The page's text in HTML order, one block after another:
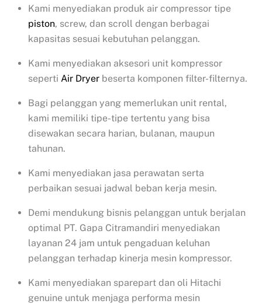
Kami menyediakan produk air compressor tipe
piston, screw, dan scroll dengan berbagai
kapasitas sesuai kebutuhan pelanggan.
Kami menyediakan aksesori unit kompressor
seperti Air Dryer beserta komponen filter-filternya.
Bagi pelanggan yang memerlukan unit rental,
kami memiliki tipe-tipe tertentu yang bisa
disewakan secara harian, bulanan, maupun
tahunan.
Kami menyediakan jasa perawatan serta
perbaikan sesuai jadwal beban kerja mesin.
Demi mendukung bisnis pelanggan untuk berjalan
optimal PT. Gapa Citramandiri menyediakan
layanan 24 jam untuk pengaduan keluhan
pelanggan terhadap kinerja mesin kompressor.
Kami menyediakan sparepart dan oli Hitachi
genuine untuk menjaga performa mesin